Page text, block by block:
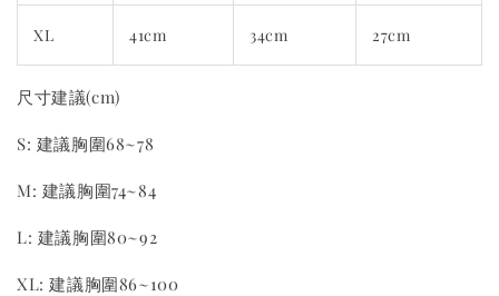
XL 41cm 34cm 27cm
尺寸建議(cm)
S: 建議胸圍68~78
M: 建議胸圍74~84
L: 建議胸圍80~92
XL: 建議胸圍86~100